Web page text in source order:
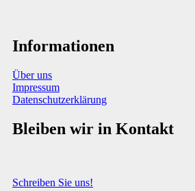
Informationen
Über uns
Impressum
Datenschutzerklärung
Bleiben wir in Kontakt
Schreiben Sie uns!